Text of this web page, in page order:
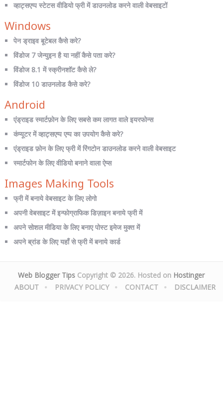
व्हाट्सएप्प स्टेटस वीडियो फ्री में डाउनलोड करने वाली वेबसाइटों
Windows
पेन ड्राइव बूटेबल कैसे करे?
विंडोज 7 जेन्युइन है या नहीं कैसे पता करे?
विंडोज 8.1 में स्क्रीनशॉट कैसे ले?
विंडोज 10 डाउनलोड कैसे करे?
Android
एंड्राइड स्मार्टफ़ोन के लिए सबसे कम लागत वाले इयरफोन्स
कंप्यूटर में व्हाट्सएप्प एप्प का उपयोग कैसे करे?
एंड्राइड फ़ोन के लिए फ्री में रिंगटोन डाउनलोड करने वाली वेबसाइट
स्मार्टफोन के लिए वीडियो बनाने वाला ऐप्स
Images Making Tools
फ्री में बनाये वेबसाइट के लिए लोगो
अपनी वेबसाइट में इन्फोग्राफिक डिज़ाइन बनाये फ्री में
अपने सोशल मीडिया के लिए बनाए पोस्ट इमेज मुक्त में
अपने ब्रांड के लिए यहाँ से फ्री में बनाये कार्ड
Web Blogger Tips Copyright © 2026. Hosted on Hostinger
ABOUT
PRIVACY POLICY CONTACT DISCLAIMER